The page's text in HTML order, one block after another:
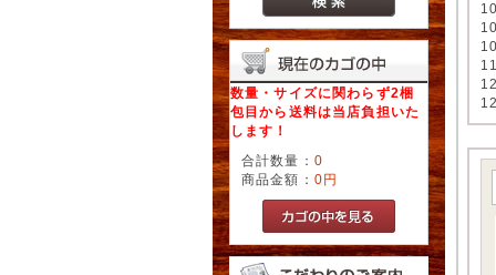
数量・サイズに関わらず2梱
包目から送料は当店負担いた
します！
合計数量： 0
商品金額： 0円